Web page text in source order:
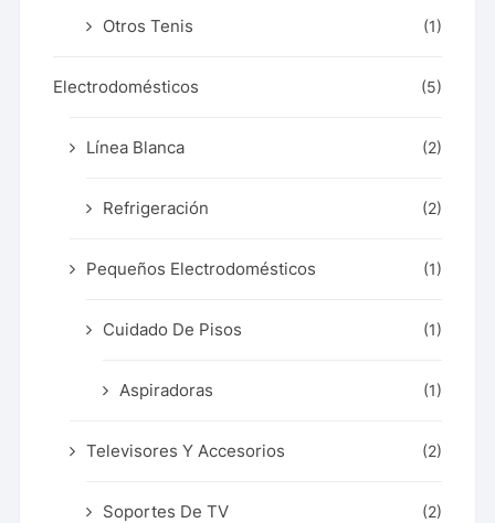
Otros Tenis (1)
Electrodomésticos (5)
Línea Blanca (2)
Refrigeración (2)
Pequeños Electrodomésticos (1)
Cuidado De Pisos (1)
Aspiradoras (1)
Televisores Y Accesorios (2)
Soportes De TV (2)